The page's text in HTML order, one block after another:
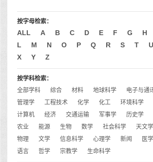
按字母检索：
ALL A B C D E F G H
L
M N O P Q R S T U
X
Y Z
按学科检索：
全部学科
综合 材料 地球科学 电子与通
管理学
工程技术 化学 化工 环境科学
计算机
经济 交通运输 军事学 历史学
农业
能源 生物 数学 社会科学 天文学
物理
文学 信息科学 心理学 新闻 医学
语言
哲学 宗教学 生命科学